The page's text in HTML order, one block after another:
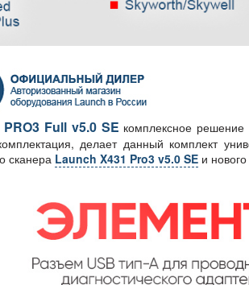
Full v5.0 SE комплексное решение
делает данный комплект
сканера Launch X431 Pro3 v5.0 SE и